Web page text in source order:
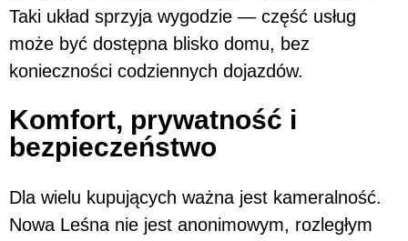
Taki układ sprzyja wygodzie — część usług
może być dostępna blisko domu, bez
konieczności codziennych dojazdów.
Komfort, prywatność i
bezpieczeństwo
Dla wielu kupujących ważna jest kameralność.
Nowa Leśna nie jest anonimowym, rozległym